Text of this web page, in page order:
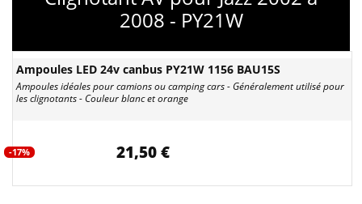
2008 - PY21W
Ampoules LED 24v canbus PY21W 1156 BAU15S
Ampoules idéales pour camions ou camping cars - Généralement utilisé pour
les clignotants - Couleur blanc et orange
-17% 21,50 €